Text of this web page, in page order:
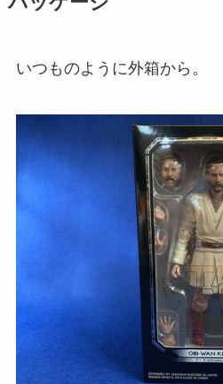
いつものように外箱から。